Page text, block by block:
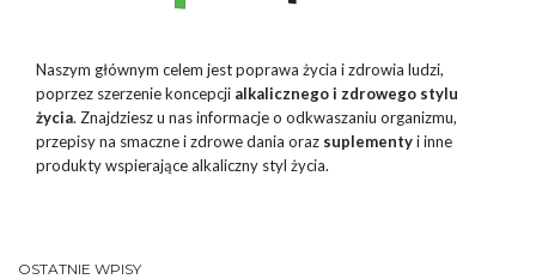
Naszym głównym celem jest poprawa życia i zdrowia ludzi,
poprzez szerzenie koncepcji alkalicznego i zdrowego stylu
życia. Znajdziesz u nas informacje o odkwaszaniu organizmu,
przepisy na smaczne i zdrowe dania oraz suplementyi inne
produkty wspierające alkaliczny styl życia.
OSTATNIE WPISY